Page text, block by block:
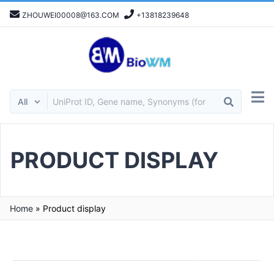
ZHOUWEI00008@163.COM +13818239648
PRODUCT DISPLAY
Home » Product display